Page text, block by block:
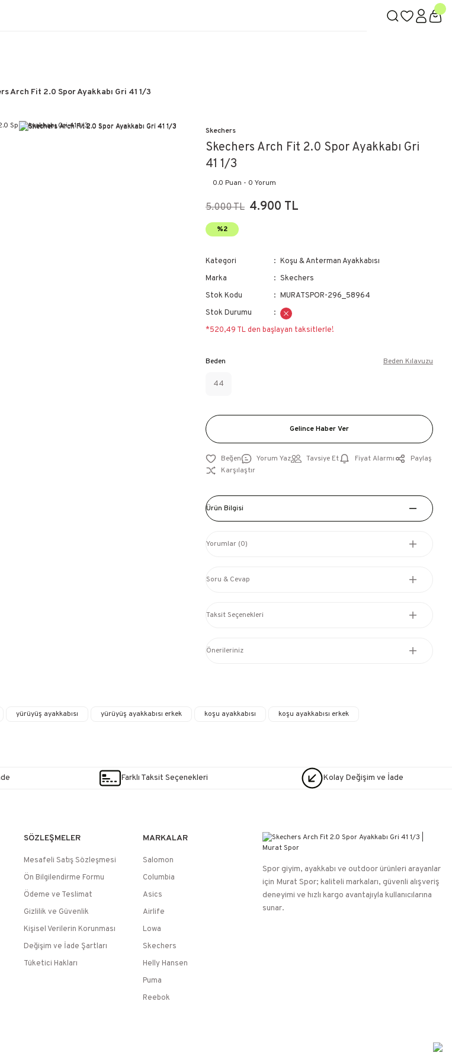
Arch Fit 2.0 Spor Ayakkabı Gri 41 1/3
Skechers
Skechers Arch Fit 2.0 Spor Ayakkabı Gri
41 1/3
0.0 Puan - 0 Yorum
5.000 TL 4.900 TL
%2
Kategori
Koşu & Anterman Ayakkabısı
Marka
Skechers
Stok Kodu
MURATSPOR-296_58964
Stok Durumu
*520,49 TL den başlayan taksitlerle!
Beden
44
Beden Kılavuzu
Gelince Haber Ver
Yorum Yaz Tavsiye Et Fiyat Alarmı
Paylaş
Karşılaştır
Ürün Bilgisi
Yorumlar (0)
Soru & Cevap
Taksit Seçenekleri
Önerileriniz
yürüyüş ayakkabısı yürüyüş ayakkabısı erkek koşu ayakkabısı koşu ayakkabısı erkek
Farklı Taksit Seçenekleri Kolay Değişim ve İade
SÖZLEŞMELER
Mesafeli Satış Sözleşmesi
Ön Bilgilendirme Formu
Ödeme ve Teslimat
Gizlilik ve Güvenlik
Kişisel Verilerin Korunması
Değişim ve İade Şartları
Tüketici Hakları
MARKALAR
Salomon
Columbia
Asics
Airlife
Lowa
Skechers
Helly Hansen
Puma
Reebok
Spor giyim, ayakkabı ve outdoor ürünleri arayanlar
için Murat Spor; kaliteli markaları, güvenli alışveriş
deneyimi ve hızlı kargo avantajıyla kullanıcılarına
sunar.